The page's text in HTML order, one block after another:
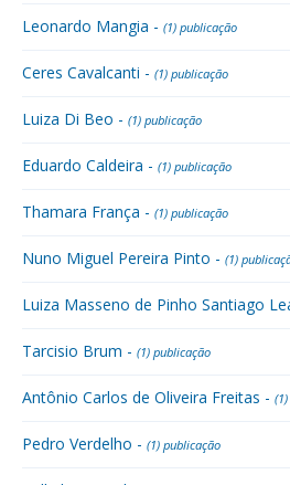
Leonardo Mangia - (1) publicação
Ceres Cavalcanti - (1) publicação
Luiza Di Beo - (1) publicação
Eduardo Caldeira - (1) publicação
Thamara França - (1) publicação
Nuno Miguel Pereira Pinto - (1)
Luiza Masseno de Pinho Santiago
Tarcisio Brum - (1) publicação
Antônio Carlos de Oliveira Freitas -
Pedro Verdelho - (1) publicação